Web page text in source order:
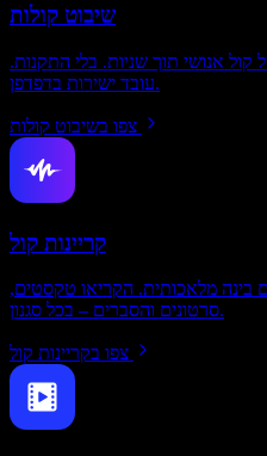
שיבוט קולות
קול אנושי תוך שניות. בלי התקנות.
עובד ישירות בדפדפן.
צפו בשיבוט קולות
קריינות קול
בינה מלאכותית. הקריאו טקסטים,
סרטונים והסברים – בכל סגנון.
צפו בקריינות קול